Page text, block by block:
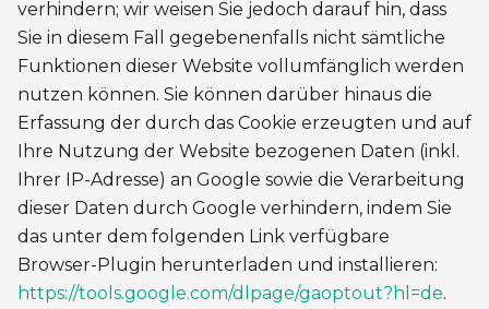
verhindern; wir weisen Sie jedoch darauf hin, dass
Sie in diesem Fall gegebenenfalls nicht sämtliche
Funktionen dieser Website vollumfänglich werden
nutzen können. Sie können darüber hinaus die
Erfassung der durch das Cookie erzeugten und auf
Ihre Nutzung der Website bezogenen Daten (inkl.
Ihrer IP-Adresse) an Google sowie die Verarbeitung
dieser Daten durch Google verhindern, indem Sie
das unter dem folgenden Link verfügbare
Browser-Plugin herunterladen und installieren:
https://tools.google.com/dlpage/gaoptout?hl=de.